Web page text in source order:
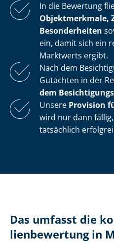
In die Bewertung
Objektmerkmale,
Besonderheiten
ein, damit sich ein
Marktwerts ergibt.
Nach dem
Gutachten in der
dem
Unsere Provision
wird nur dann
tatsächlich
Das umfasst die
li­en­be­wer­tung in